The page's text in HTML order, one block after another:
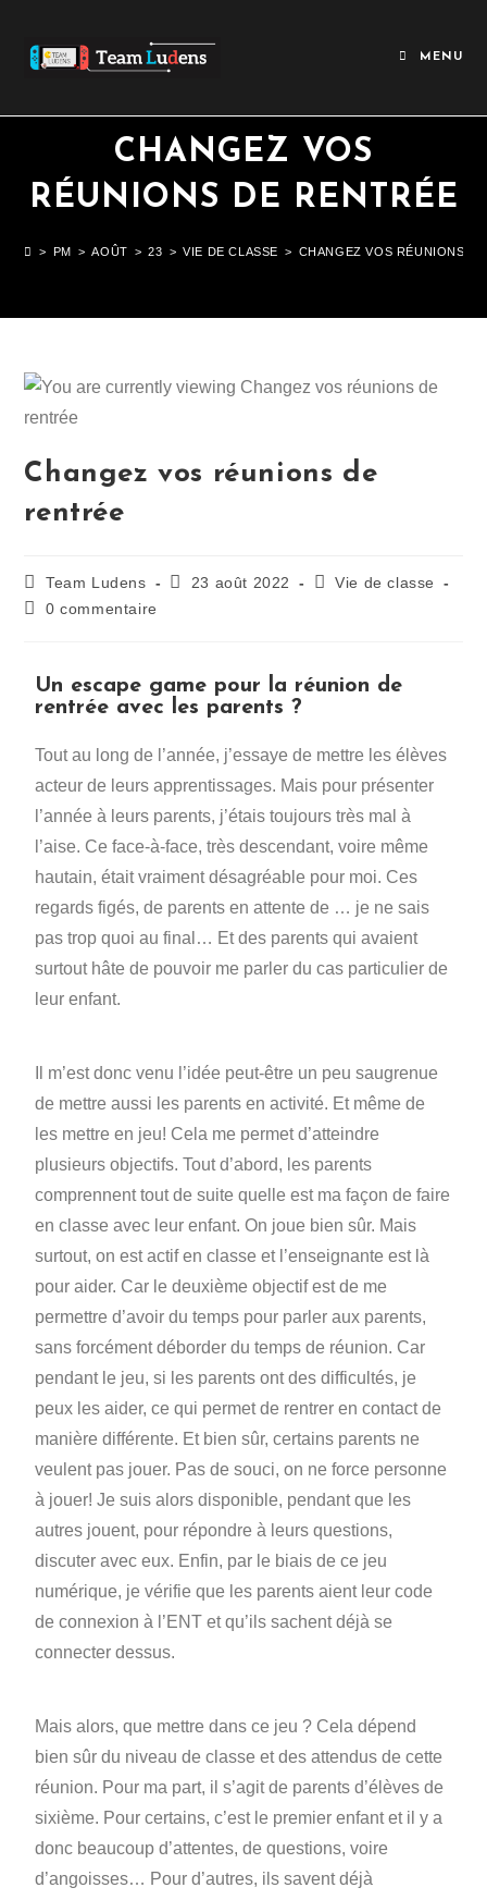
MENU
CHANGEZ VOS
RÉUNIONS DE RENTRÉE
> PM > AOÛT > 23 > VIE DE CLASSE > CHANGEZ VOS RÉUNIONS
Changez vos réunions de
rentrée
Team Ludens 23 août 2022
Vie de classe
0 commentaire
Un escape game pour la réunion de
rentrée avec les parents ?
Tout au long de l’année, j’essaye de mettre les élèves
acteur de leurs apprentissages. Mais pour présenter
l’année à leurs parents, j’étais toujours très mal à
l’aise. Ce face-à-face, très descendant, voire même
hautain, était vraiment désagréable pour moi. Ces
regards figés, de parents en attente de … je ne sais
pas trop quoi au final… Et des parents qui avaient
surtout hâte de pouvoir me parler du cas particulier de
leur enfant.
Il m’est donc venu l’idée peut-être un peu saugrenue
de mettre aussi les parents en activité. Et même de
les mettre en jeu! Cela me permet d’atteindre
plusieurs objectifs. Tout d’abord, les parents
comprennent tout de suite quelle est ma façon de faire
en classe avec leur enfant. On joue bien sûr. Mais
surtout, on est actif en classe et l’enseignante est là
pour aider. Car le deuxième objectif est de me
permettre d’avoir du temps pour parler aux parents,
sans forcément déborder du temps de réunion. Car
pendant le jeu, si les parents ont des difficultés, je
peux les aider, ce qui permet de rentrer en contact de
manière différente. Et bien sûr, certains parents ne
veulent pas jouer. Pas de souci, on ne force personne
à jouer! Je suis alors disponible, pendant que les
autres jouent, pour répondre à leurs questions,
discuter avec eux. Enfin, par le biais de ce jeu
numérique, je vérifie que les parents aient leur code
de connexion à l’ENT et qu’ils sachent déjà se
connecter dessus.
Mais alors, que mettre dans ce jeu ? Cela dépend
bien sûr du niveau de classe et des attendus de cette
réunion. Pour ma part, il s’agit de parents d’élèves de
sixième. Pour certains, c’est le premier enfant et il y a
donc beaucoup d’attentes, de questions, voire
d’angoisses… Pour d’autres, ils savent déjà